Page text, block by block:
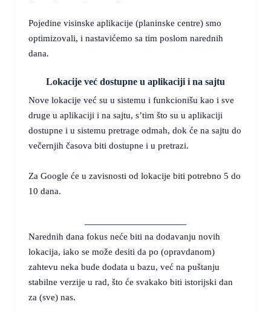
Pojedine visinske aplikacije (planinske centre) smo
optimizovali, i nastavićemo sa tim poslom narednih
dana.
Lokacije već dostupne u aplikaciji i na sajtu
Nove lokacije već su u sistemu i funkcionišu kao i sve
druge u aplikaciji i na sajtu, s’tim što su u aplikaciji
dostupne i u sistemu pretrage odmah, dok će na sajtu do
večernjih časova biti dostupne i u pretrazi.
Za Google će u zavisnosti od lokacije biti potrebno 5 do
10 dana.
Narednih dana fokus neće biti na dodavanju novih
lokacija, iako se može desiti da po (opravdanom)
zahtevu neka bude dodata u bazu, već na puštanju
stabilne verzije u rad, što će svakako biti istorijski dan
za (sve) nas.